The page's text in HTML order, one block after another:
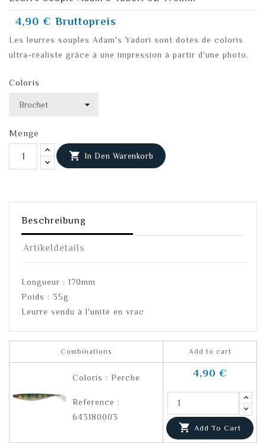
4,90 € Bruttopreis
Les leurres souples Adam's Yadori sont dotés de coloris
ultra-réaliste grâce à une impression à partir d'une photo.
Coloris
Menge
 In Den Warenkorb
Beschreibung
Artikeldetails
Longueur : 170mm
Poids : 35g
Leurre vendu à l'unité en vrac
Combinations Add to cart
Coloris : Perche
Reference :
643180003
4,90 €
 Add To Cart